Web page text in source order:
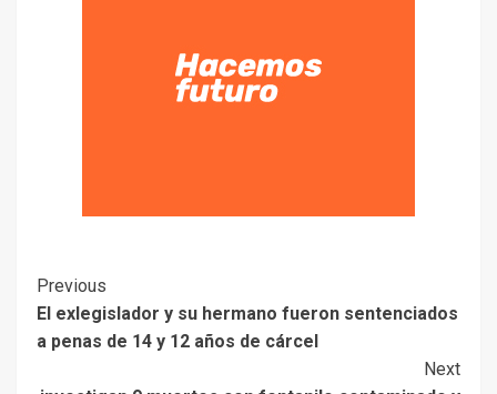
Previous
El exlegislador y su hermano fueron sentenciados
a penas de 14 y 12 años de cárcel
Next